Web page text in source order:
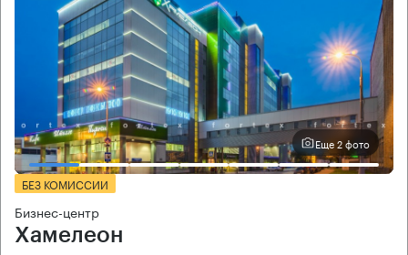
Еще 2 фото
БЕЗ КОМИССИИ
Бизнес-центр
Хамелеон